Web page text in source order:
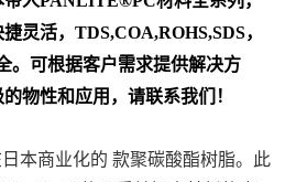
灵活，TDS,COA,ROHS,SDS，
。可根据客户需求提供解决方
物性和应用，请联系我们！
本商业化的 款聚碳酸酯树脂。此